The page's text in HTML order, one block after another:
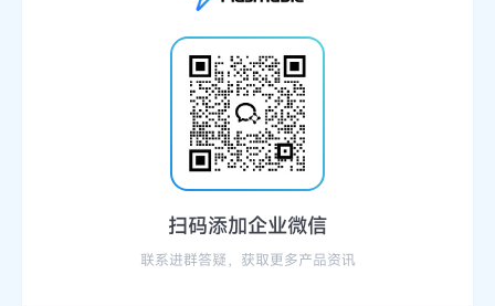
扫码添加企业微信
联系进群答疑，获取更多产品资讯